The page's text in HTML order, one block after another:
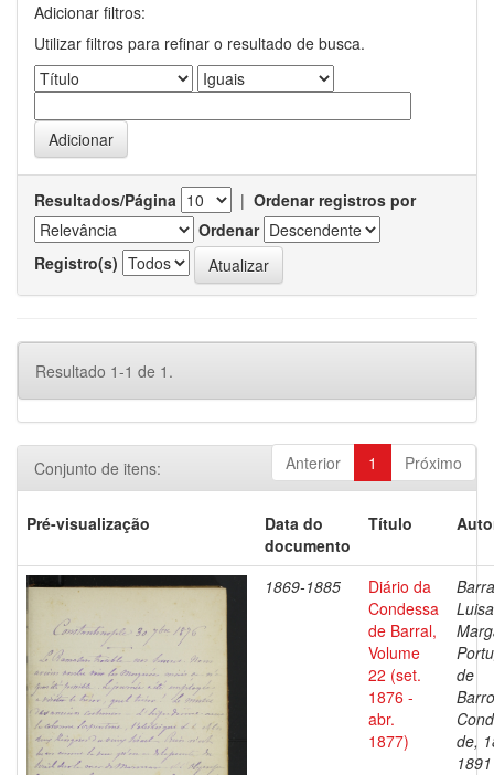
Adicionar filtros:
Utilizar filtros para refinar o resultado de busca.
Resultados/Página | Ordenar registros por
Ordenar
Registro(s)
Resultado 1-1 de 1.
Anterior 1 Próximo
Conjunto de itens:
Pré-visualização
Data do
documento
Título
1869-1885
Diário da
Condessa
de Barral,
Volume
22 (set.
1876 -
abr.
1877)
Luisa
de
de,
1891